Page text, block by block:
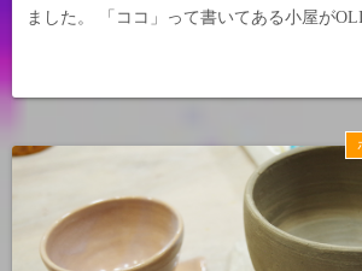
ました。 「ココ」って書いてある小屋が